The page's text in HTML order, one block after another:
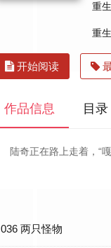
重
重
开始阅读
作品信息 目录
陆奇正在路上走着，“
036 两只怪物